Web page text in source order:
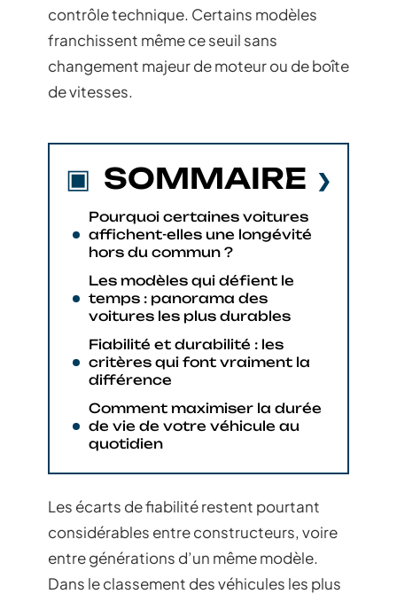
contrôle technique. Certains modèles
franchissent même ce seuil sans
changement majeur de moteur ou de boîte
de vitesses.
SOMMAIRE
Pourquoi certaines voitures
affichent-elles une longévité
hors du commun ?
Les modèles qui défient le
temps : panorama des
voitures les plus durables
Fiabilité et durabilité : les
critères qui font vraiment la
différence
Comment maximiser la durée
de vie de votre véhicule au
quotidien
Les écarts de fiabilité restent pourtant
considérables entre constructeurs, voire
entre générations d’un même modèle.
Dans le classement des véhicules les plus